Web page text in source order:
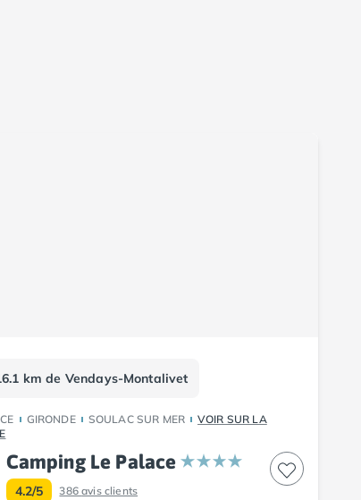
km de Vendays-Montalivet
GIRONDE SOULAC SUR MER
VOIR SUR LA
Camping Le Palace
4.2/5 386avis clients